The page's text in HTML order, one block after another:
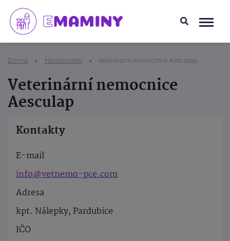
Domů Nemoci dětí Veterinární nemocnice Aesculap
Veterinární nemocnice
Aesculap
Kontakty
E-mail
info@vetnemo-pce.com
Adresa
kpt. Nálepky, Pardubice
IČO